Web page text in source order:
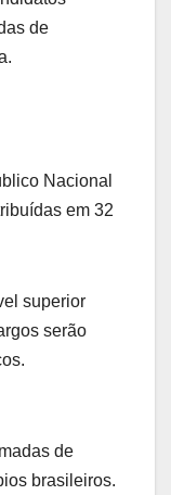
de
Nacional
em 32
superior
serão
de
brasileiros.